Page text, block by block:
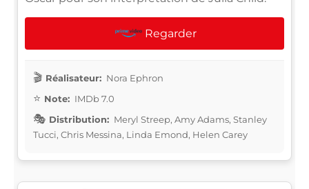
Regarder
Réalisateur: Nora Ephron
Note: IMDb 7.0
Distribution: Meryl Streep, Amy Adams, Stanley
Tucci, Chris Messina, Linda Emond, Helen Carey